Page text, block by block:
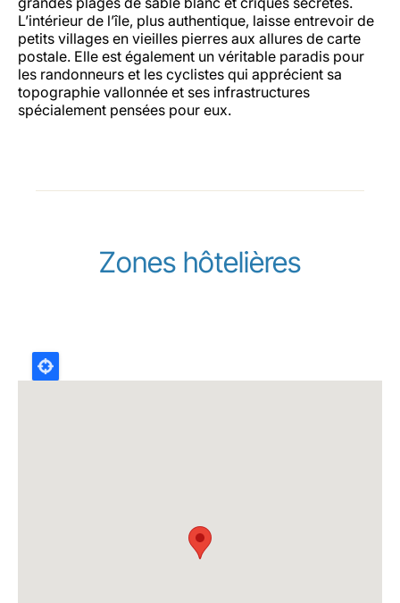
L’intérieur de l’île, plus authentique, laisse entrevoir de
petits villages en vieilles pierres aux allures de carte
postale. Elle est également un véritable paradis pour
les randonneurs et les cyclistes qui apprécient sa
topographie vallonnée et ses infrastructures
spécialement pensées pour eux.
Zones hôtelières